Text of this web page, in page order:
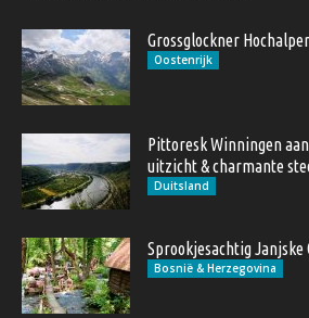
Grossglockner
Oostenrijk
Pittoresk Winningen
uitzicht & charmante
Duitsland
Sprookjesachtig Janjske
Bosnië & Herzegovina